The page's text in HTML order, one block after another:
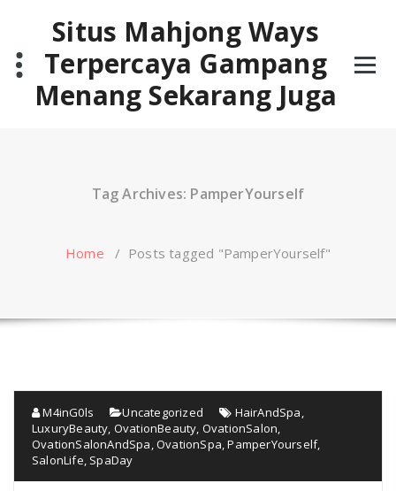
Situs Mahjong Ways
Terpercaya Gampang
Menang Sekarang Juga
Tag Archives: PamperYourself
Home / Posts tagged "PamperYourself"
M4inG0ls Uncategorized HairAndSpa
LuxuryBeauty OvationBeauty OvationSalon
OvationSalonAndSpa ,OvationSpa ,PamperYourself,
SalonLife SpaDay